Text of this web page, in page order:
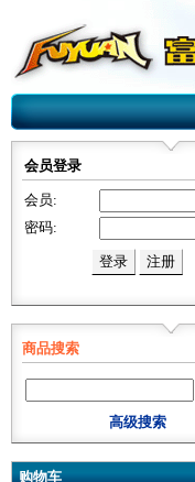
会员登录
会员:
密码:
商品搜索
高级搜索
购物车